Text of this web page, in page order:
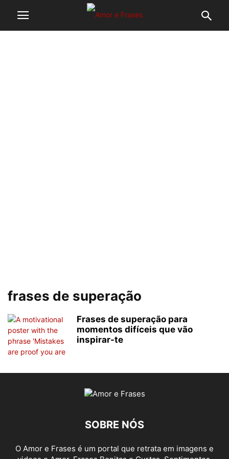
frases de superação
Frases de superação para
momentos difíceis que vão
inspirar-te
SOBRE NÓS
O Amor e Frases é um portal que retrata em imagens e